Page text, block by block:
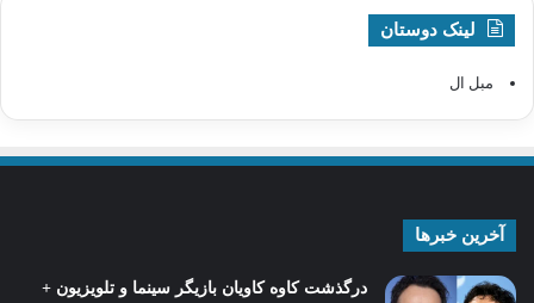
لینک دوستان
مبل ال
آخرین خبرها
درگذشت کاوه کاویان بازیگر سینما و تلویزیون +